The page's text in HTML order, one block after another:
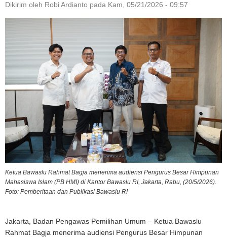
Dikirim oleh Robi Ardianto pada Kam, 05/21/2026 - 09:57
Ketua Bawaslu Rahmat Bagja menerima audiensi Pengurus Besar Himpunan
Mahasiswa Islam (PB HMI) di Kantor Bawaslu RI, Jakarta, Rabu, (20/5/2026).
Foto: Pemberitaan dan Publikasi Bawaslu RI
Jakarta, Badan Pengawas Pemilihan Umum – Ketua Bawaslu
Rahmat Bagja menerima audiensi Pengurus Besar Himpunan